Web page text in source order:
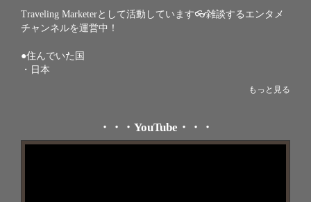
Traveling Marketerとして活動しています👓雑談するエンタメ
チャンネルを運営中！
●住んでいた国
・日本
もっと見る
・・・YouTube・・・